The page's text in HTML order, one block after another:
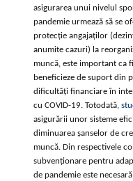
asigurarea unui nivelul
pandemie urmează să se
protecție angajaților
anumite cazuri) la
muncă, este important ca
beneficieze de suport din
dificultăți financiare în
cu COVID-19. Totodată,
asigurării unor sisteme
diminuarea șanselor de
muncă. Din respectivele
subvenționare pentru
de pandemie este